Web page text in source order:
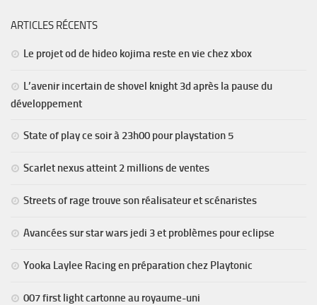
ARTICLES RÉCENTS
Le projet od de hideo kojima reste en vie chez xbox
L’avenir incertain de shovel knight 3d après la pause du
développement
State of play ce soir à 23h00 pour playstation 5
Scarlet nexus atteint 2 millions de ventes
Streets of rage trouve son réalisateur et scénaristes
Avancées sur star wars jedi 3 et problèmes pour eclipse
Yooka Laylee Racing en préparation chez Playtonic
007 first light cartonne au royaume-uni